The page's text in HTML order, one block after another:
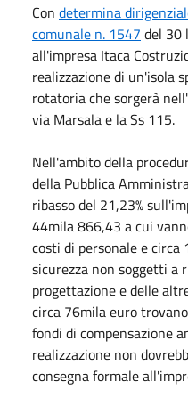
Con determina
comunale n. 1547 del 30
all'impresa Itaca
realizzazione di un'isola
rotatoria che sorgerà
via Marsala e la Ss 115.
Nell'ambito della
della Pubblica
ribasso del 21,23%
44mila 866,43 a cui
costi di personale e
sicurezza non soggetti a
progettazione e delle
circa 76mila euro
fondi di compensazione
realizzazione non
consegna formale